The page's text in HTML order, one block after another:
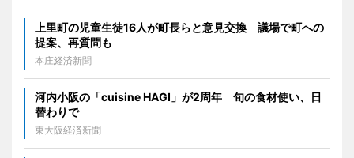
上里町の児童生徒16人が町長らと意見交換 議場で町への
提案、再質問も
本庄経済新聞
河内小阪の「cuisine HAGI」が2周年 旬の食材使い、日
替わりで
東大阪経済新聞